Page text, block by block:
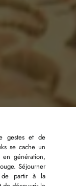
gestes et de
se cache un
en génération,
Séjourner
de partir à la